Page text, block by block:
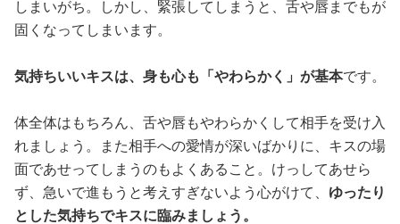
しまいがち。しかし、緊張してしまうと、舌や唇までもが
固くなってしまいます。
気持ちいいキスは、身も心も「やわらかく」が基本です。
体全体はもちろん、舌や唇もやわらかくして相手を受け入
れましょう。また相手への愛情が深いばかりに、キスの場
面であせってしまうのもよくあること。けっしてあせら
ず、急いで進もうと考えすぎないよう心がけて、 ゆったり
とした気持ちでキスに臨みましょう。